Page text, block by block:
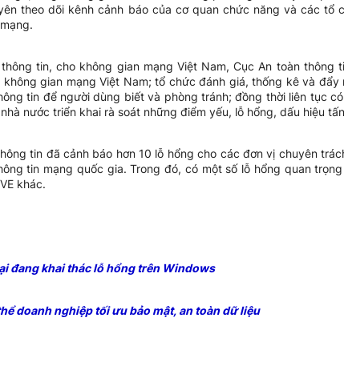
theo dõi kênh cảnh báo của cơ quan chức năng và các tổ
tin, cho không gian mạng Việt Nam, Cục An toàn thông
gian mạng Việt Nam; tổ chức đánh giá, thống kê và đẩy
tin để người dùng biết và phòng tránh; đồng thời liên tục
nước triển khai rà soát những điểm yếu, lỗ hổng, dấu hiệu
tin đã cảnh báo hơn 10 lỗ hổng cho các đơn vị chuyên
tin mạng quốc gia. Trong đó, có một số lỗ hổng quan
khác.
đang khai thác lỗ hổng trên Windows
doanh nghiệp tối ưu bảo mật, an toàn dữ liệu